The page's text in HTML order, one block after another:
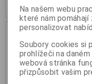
Koupit
Na našem webu
které nám
personalizovat
Soubory cookies si
prohlížeči na
webová stránka
přizpůsobit vašim